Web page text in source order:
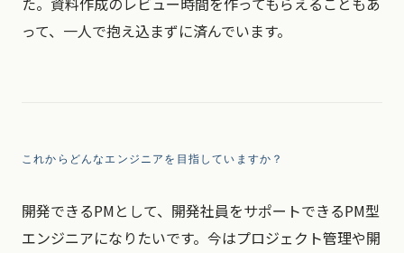
って、一人で抱え込まずに済んでいます。
これからどんなエンジニアを目指していますか？
開発できるPMとして、開発社員をサポートできるPM型
エンジニアになりたいです。今はプロジェクト管理や開